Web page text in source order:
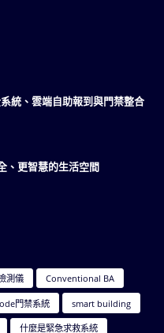
統、雲端自助報到與門禁整合
、更智慧的生活空間
測儀 Conventional BA
門禁系統 smart building
什麼是緊急求救系統